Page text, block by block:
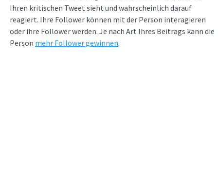
Ihren kritischen Tweet sieht und wahrscheinlich darauf
reagiert. Ihre Follower können mit der Person interagieren
oder ihre Follower werden. Je nach Art Ihres Beitrags kann die
Person mehr Follower gewinnen.